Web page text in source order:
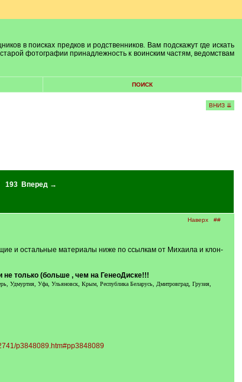
в поисках предков и родственников. Вам подскажут где искать
фотографии принадлежность к воинским частям, ведомствам
ПОИСК
ВНИЗ ⇊
193
Вперед →
Наверх ##
и остальные материалы ниже по ссылкам от Михаила и клон-
только (больше , чем на ГенеоДиске!!!
Удмуртия, Уфа, Ульяновск, Крым, Республика Беларусь, Дмитровград, Грузия,
p3848089.htm#pp3848089